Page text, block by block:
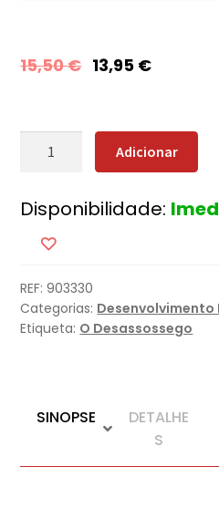
15,50€ 13,95 €
Quantidade
que
aprendi
Auschwitz:
12
lições
sua
Adicionar
Disponibilidade:
REF:903330
Categorias: Desenvolvimento
Etiqueta: O Desassossego
SINOPSE
DETALHE
S